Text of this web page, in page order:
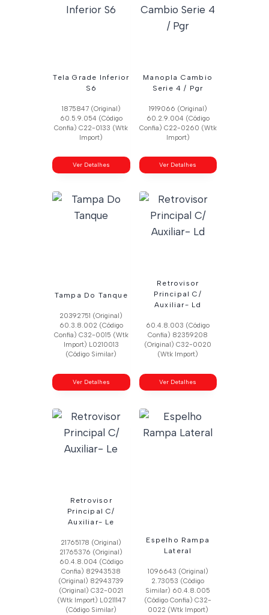
Tela Grade Inferior
S6
1875847 (Original)
60.5.9.054 (Código
Confia) C22-0133 (Wtk
Import)
Ver Detalhes
Manopla Cambio
Serie 4 / Pgr
1919066 (Original)
60.2.9.004 (Código
Confia) C22-0260 (Wtk
Import)
Ver Detalhes
Tampa Do Tanque
20392751 (Original)
60.3.8.002 (Código
Confia) C32-0015 (Wtk
Import) L0210013
(Código Similar)
Ver Detalhes
Retrovisor
Principal C/
Auxiliar- Ld
60.4.8.003 (Código
Confia) 82359208
(Original) C32-0020
(Wtk Import)
Ver Detalhes
Retrovisor
Principal C/
Auxiliar- Le
21765178 (Original)
21765376 (Original)
60.4.8.004 (Código
Confia) 82943538
(Original) 82943739
(Original) C32-0021
(Wtk Import) L0211147
(Código Similar)
Espelho Rampa
Lateral
1096643 (Original)
2.73053 (Código
Similar) 60.4.8.005
(Código Confia) C32-
0022 (Wtk Import)